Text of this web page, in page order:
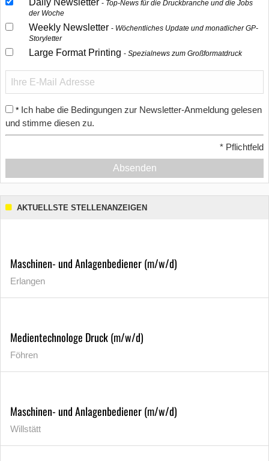
Daily Newsletter
Top-News für die Druckbranche und die Jobs
der Woche
Weekly Newsletter
Wöchentliches Update und monatlicher GP-
Storyletter
Large Format Printing Spezialnews zum Großformatdruck
* Ich habe die Bedingungen zur Newsletter-Anmeldung gelesen
und stimme diesen zu.
* Pflichtfeld
Absenden
AKTUELLSTE STELLENANZEIGEN
Maschinen- und Anlagenbediener (m/w/d)
Erlangen
Medientechnologe Druck (m/w/d)
Föhren
Maschinen- und Anlagenbediener (m/w/d)
Willstätt